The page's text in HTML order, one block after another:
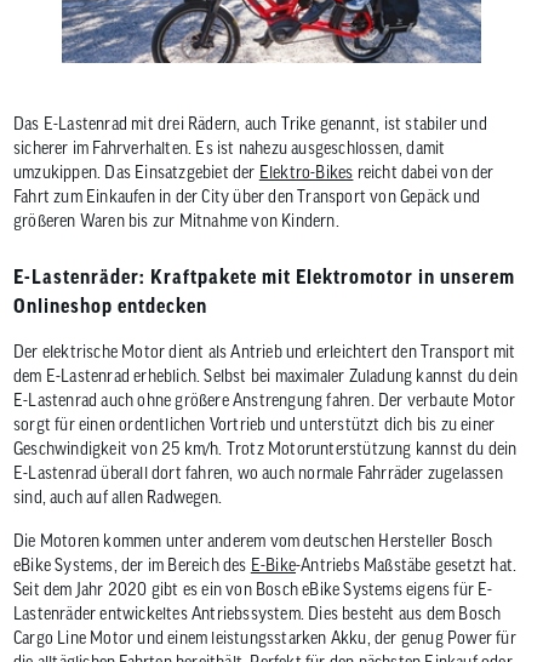
Das E-Lastenrad mit drei Rädern, auch Trike genannt, ist stabiler und
sicherer im Fahrverhalten. Es ist nahezu ausgeschlossen, damit
umzukippen. Das Einsatzgebiet der Elektro-Bikes reicht dabei von der
Fahrt zum Einkaufen in der City über den Transport von Gepäck und
größeren Waren bis zur Mitnahme von Kindern.
E-Lastenräder: Kraftpakete mit Elektromotor in unserem
Onlineshop entdecken
Der elektrische Motor dient als Antrieb und erleichtert den Transport mit
dem E-Lastenrad erheblich. Selbst bei maximaler Zuladung kannst du dein
E-Lastenrad auch ohne größere Anstrengung fahren. Der verbaute Motor
sorgt für einen ordentlichen Vortrieb und unterstützt dich bis zu einer
Geschwindigkeit von 25 km/h. Trotz Motorunterstützung kannst du dein
E-Lastenrad überall dort fahren, wo auch normale Fahrräder zugelassen
sind, auch auf allen Radwegen.
Die Motoren kommen unter anderem vom deutschen Hersteller Bosch
eBike Systems, der im Bereich des E-Bike-Antriebs Maßstäbe gesetzt hat.
Seit dem Jahr 2020 gibt es ein von Bosch eBike Systems eigens für E-
Lastenräder entwickeltes Antriebssystem. Dies besteht aus dem Bosch
Cargo Line Motor und einem leistungsstarken Akku, der genug Power für